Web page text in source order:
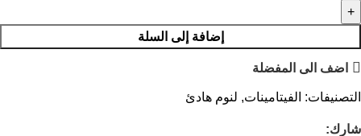
إضافة إلى السلة
اضف الى المفضلة
التصنيفات: الفيتامينات, لنوم هادئ
شارك: